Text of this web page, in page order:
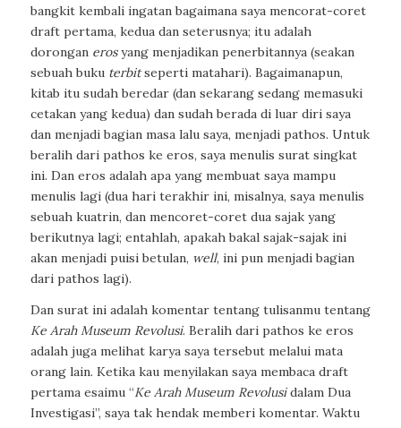
bangkit kembali ingatan bagaimana saya mencorat-coret
draft pertama, kedua dan seterusnya; itu adalah
dorongan erosyang menjadikan penerbitannya (seakan
sebuah buku terbitseperti matahari). Bagaimanapun,
kitab itu sudah beredar (dan sekarang sedang memasuki
cetakan yang kedua) dan sudah berada di luar diri saya
dan menjadi bagian masa lalu saya, menjadi pathos. Untuk
beralih dari pathos ke eros, saya menulis surat singkat
ini. Dan eros adalah apa yang membuat saya mampu
menulis lagi (dua hari terakhir ini, misalnya, saya menulis
sebuah kuatrin, dan mencoret-coret dua sajak yang
berikutnya lagi; entahlah, apakah bakal sajak-sajak ini
akan menjadi puisi betulan, well, ini pun menjadi bagian
dari pathos lagi).
Dan surat ini adalah komentar tentang tulisanmu tentang
Ke Arah Museum Revolusi. Beralih dari pathos ke eros
adalah juga melihat karya saya tersebut melalui mata
orang lain. Ketika kau menyilakan saya membaca draft
pertama esaimu “Ke Arah Museum Revolusidalam Dua
Investigasi”, saya tak hendak memberi komentar. Waktu